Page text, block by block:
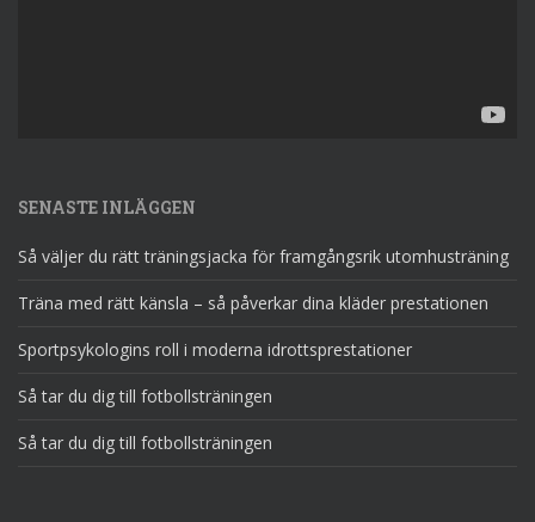
SENASTE INLÄGGEN
Så väljer du rätt träningsjacka för framgångsrik utomhusträning
Träna med rätt känsla – så påverkar dina kläder prestationen
Sportpsykologins roll i moderna idrottsprestationer
Så tar du dig till fotbollsträningen
Så tar du dig till fotbollsträningen